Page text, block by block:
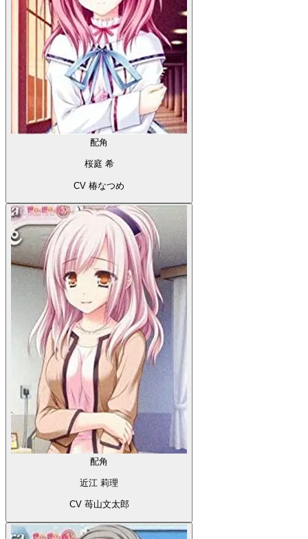
配角
桜庭 希
CV 椿なつめ
配角
近江 莉理
CV 苺山文太郎